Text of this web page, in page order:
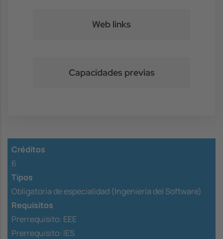
Web links
Capacidades previas
Créditos
6
Tipos
Obligatoria de especialidad (Ingeniería del Software)
Requisitos
Prerrequisito: EEE
Prerrequisito: IES